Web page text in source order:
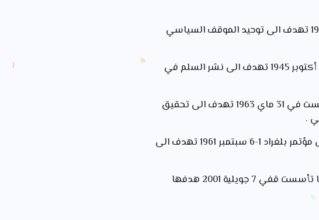
الجامعة العربية : هي منظمة إقليمية تضم الدول العربية تأسست في 22 مارس 1945 تهدف الى توحيد الموقف السياسي
هيئة الأمم المتحدة : هي منظمة دولية تضم دول العالم المستقلة تأسست في 24 أكتوبر 1945 تهدف الى نشر السلم في
منظمة الوحدة الإفريقية : منظمة سياسة قارية تضم الدول إفريقيا المستقل , تأسست في 31 ماي 1963 تهدف الى تحقيق
حركة عدم الانحياز : منظمة سياسية تضم دول العالم الثالث المستقلة تأسست خلال مؤتمر بلغراد 1-6 سبتمبر 1961 تهدف الى
منظمة الايباد : اسم مختصر لمبادرة الشراكة الجديدة للتنمية و التضامن في افريقيا تأسست قفي 7 جويلية 2001 هدفها